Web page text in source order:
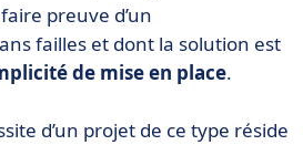
preuve d’un
failles et dont la solution est
de mise en place.
d’un projet de ce type réside